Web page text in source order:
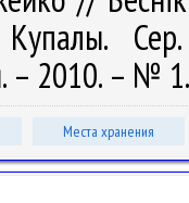
Сер.
– 2010. – №
Места хранения